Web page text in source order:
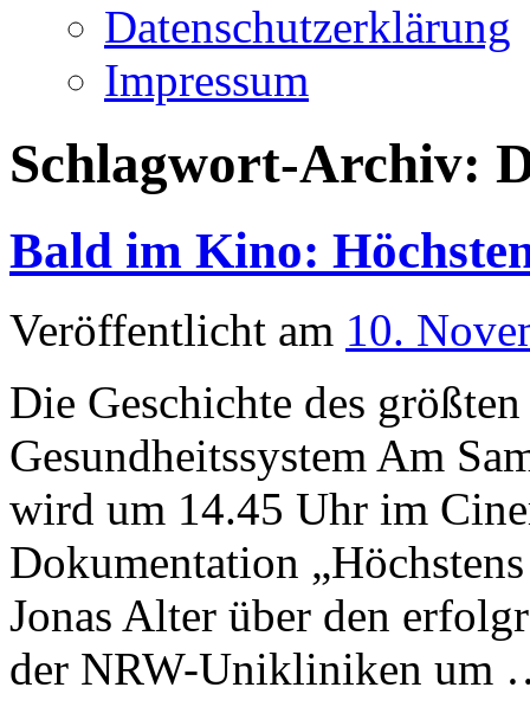
Datenschutzerklärung
Impressum
Schlagwort-Archiv:
Bald im Kino:
Veröffentlicht am 10.
Die Geschichte des
Gesundheitssystem Am
wird um 14.45 Uhr im
Dokumentation
Jonas Alter über den
der NRW-Unikliniken